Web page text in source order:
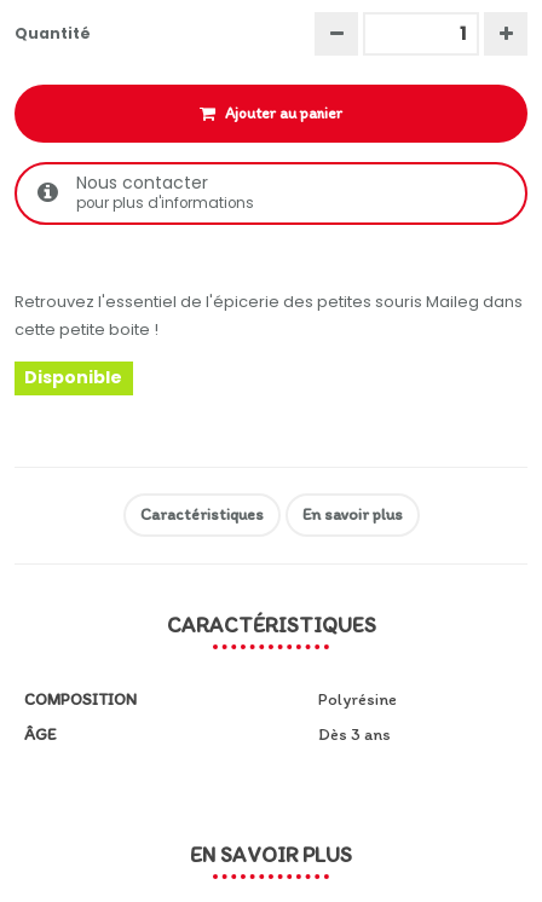
Quantité
Ajouter au panier
Nous contacter
pour plus d'informations
Retrouvez l'essentiel de l'épicerie des petites souris Maileg dans
cette petite boite !
Disponible
Caractéristiques En savoir plus
CARACTÉRISTIQUES
COMPOSITION
Polyrésine
ÂGE
Dès 3 ans
EN SAVOIR PLUS